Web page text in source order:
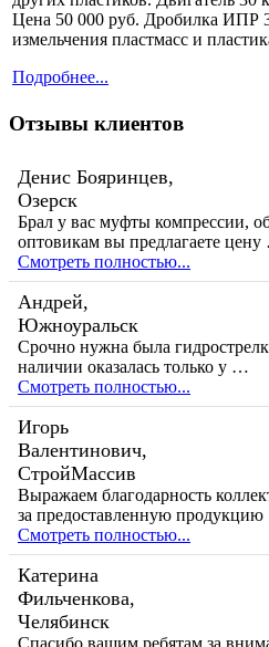
Цена 50 000 руб. Дробилка ИПР
измельчения пластмасс и
Подробнее...
Отзывы клиентов
Денис Бояринцев,
Озерск
Брал у вас муфты компрессии,
оптовикам вы предлагаете
Смотреть полностью...
Андрей,
Южноуральск
Срочно нужна была
наличии оказалась только у …
Смотреть полностью...
Игорь
Валентинович,
СтройМассив
Выражаем благодарность
за предоставленную
Смотреть полностью...
Катерина
Фильченкова,
Челябинск
Спасибо вашим ребятам за